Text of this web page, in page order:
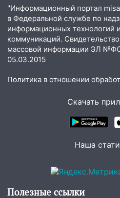
09:41 Диана Шурыгина
Бога в СИЗО
09:35 В Ульяновске
будут судить за
млн рублей
08:22
Подросток на
Жара
знойный и сухой
пострадал 38-летний
«Каждая пятая
второй мужчина в
"Информационный портал
в Федеральной службе по
информационных технологий
коммуникаций.
массовой информации ЭЛ
05.03.2015
Политика в отношении
Скачать
Наша
Полезные ссылки